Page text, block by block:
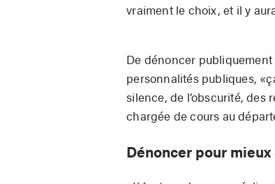
vraiment le choix, et il y
De dénoncer
personnalités publiques,
silence, de l’obscurité, des
chargée de cours au
Dénoncer pour